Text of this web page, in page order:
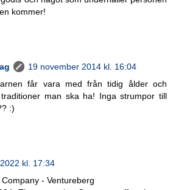
kommer!
19 november 2014 kl. 16:04
får vara med från tidig ålder och
man ska ha! Inga strumpor till
:)
kl. 17:34
- Ventureberg